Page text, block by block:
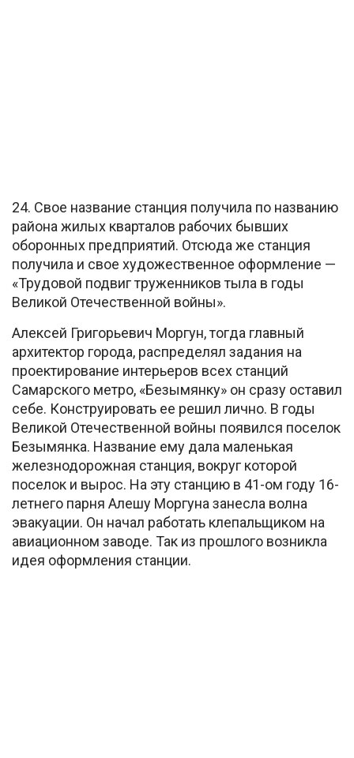
24. Свое название станция получила по названию
района жилых кварталов рабочих бывших
оборонных предприятий. Отсюда же станция
получила и свое художественное оформление —
«Трудовой подвиг труженников тыла в годы
Великой Отечественной войны».
Алексей Григорьевич Моргун, тогда главный
архитектор города, распределял задания на
проектирование интерьеров всех станций
Самарского метро, «Безымянку» он сразу оставил
себе. Конструировать ее решил лично. В годы
Великой Отечественной войны появился поселок
Безымянка. Название ему дала маленькая
железнодорожная станция, вокруг которой
поселок и вырос. На эту станцию в 41-ом году 16-
летнего парня Алешу Моргуна занесла волна
эвакуации. Он начал работать клепальщиком на
авиационном заводе. Так из прошлого возникла
идея оформления станции.